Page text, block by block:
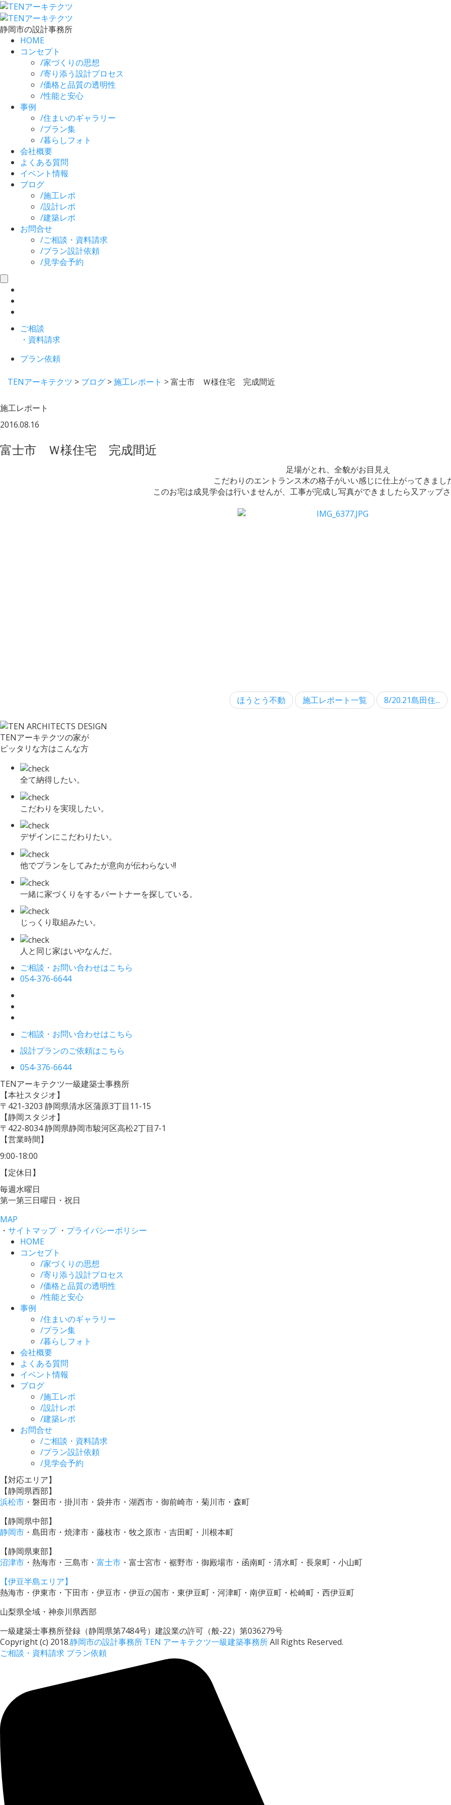
静岡市の設計事務所
HOME
コンセプト
/家づくりの思想
/寄り添う設計プロセス
/価格と品質の透明性
/性能と安心
事例
/住まいのギャラリー
/プラン集
/暮らしフォト
会社概要
よくある質問
イベント情報
ブログ
/施工レポ
/設計レポ
/建築レポ
お問合せ
/ご相談・資料請求
/プラン設計依頼
/見学会予約
toggle
navigation
ご相談
・資料請求
プラン依頼
TENアーキテクツ > ブログ >施工レポート >富士市 Ｗ様住宅 完成間近
施工レポート
2016.08.16
富士市 Ｗ様住宅 完成間近
足場がとれ、全貌がお目見え
こだわりのエントランス木の格子がいい感じに仕上がってきまし
このお宅は成見学会は行いませんが、工事が完成し写真ができましたら又アップさ
ほうとう不動 施工レポート一覧 8/20.21島田住...
TENアーキテクツの家が
ピッタリな方はこんな方
全て納得したい。
こだわりを実現したい。
デザインにこだわりたい。
他でプランをしてみたが意向が伝わらない!!
一緒に家づくりをするパートナーを探している。
じっくり取組みたい。
人と同じ家はいやなんだ。
ご相談・お問い合わせはこちら
054-376-6644
ご相談・お問い合わせはこちら
設計プランのご依頼はこちら
054-376-6644
TENアーキテクツ一級建築士事務所
【本社スタジオ】
〒421-3203 静岡県清水区蒲原3丁目11-15
【静岡スタジオ】
〒422-8034静岡県静岡市駿河区高松2丁目7-1
【営業時間】
9:00-18:00
【定休日】
毎週水曜日
第一第三日曜日・祝日
MAP
・ サイトマップ・ プライバシーポリシー
HOME
コンセプト
/家づくりの思想
/寄り添う設計プロセス
/価格と品質の透明性
/性能と安心
事例
/住まいのギャラリー
/プラン集
/暮らしフォト
会社概要
よくある質問
イベント情報
ブログ
/施工レポ
/設計レポ
/建築レポ
お問合せ
/ご相談・資料請求
/プラン設計依頼
/見学会予約
【対応エリア】
【静岡県西部】
浜松市 ・磐田市・掛川市・袋井市・湖西市・御前崎市・菊川市・森町
【静岡県中部】
静岡市 ・島田市・焼津市・藤枝市・牧之原市・吉田町・川根本町
【静岡県東部】
沼津市 ・熱海市・三島市・ 富士市 ・富士宮市・裾野市・御殿場市・函南町・清水町・長泉町・小山町
【伊豆半島エリア】
熱海市・伊東市・下田市・伊豆市・伊豆の国市・東伊豆町・河津町・南伊豆町・松崎町・西伊豆町
山梨県全域・神奈川県西部
一級建築士事務所登録（静岡県第7484号）建設業の許可（般-22）第036279号
Copyright (c) 2018.静岡市の設計事務所 TEN アーキテクツ一級建築事務所All Rights Reserved.
ご相談・資料請求 プラン依頼